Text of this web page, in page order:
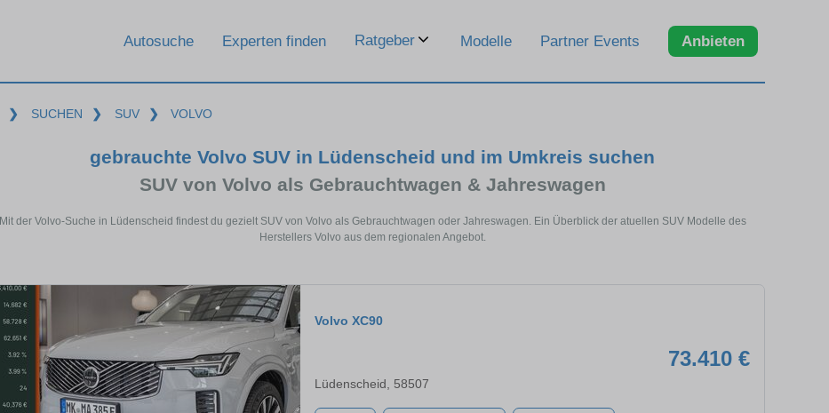
Autosuche Experten finden Ratgeber Modelle Partner Events Anbieten
❯ SUCHEN ❯ SUV ❯ VOLVO
gebrauchte Volvo SUV in Lüdenscheid und im Umkreis suchen
SUV von Volvo als Gebrauchtwagen & Jahreswagen
Mit der Volvo-Suche in Lüdenscheid findest du gezielt SUV von Volvo als Gebrauchtwagen oder Jahreswagen. Ein Überblick der atuellen SUV Modelle des
Herstellers Volvo aus dem regionalen Angebot.
Volvo XC90
73.410 €
Lüdenscheid, 58507